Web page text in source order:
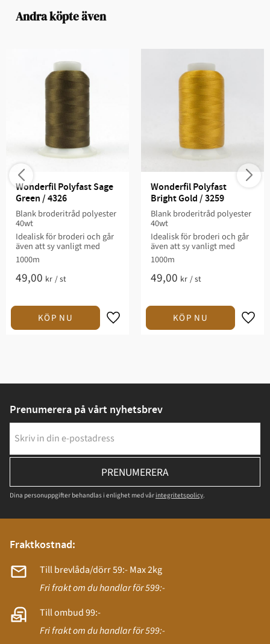
Andra köpte även
Wonderfil Polyfast Sage
Green / 4326
Blank broderitråd polyester
40wt
Idealisk för broderi och går
även att sy vanligt med
1000m
49,00 kr /st
Wonderfil Polyfast
Bright Gold / 3259
Blank broderitråd polyester
40wt
Idealisk för broderi och går
även att sy vanligt med
1000m
49,00 kr /st
Prenumerera på vårt nyhetsbrev
PRENUMERERA
Dina personuppgifter behandlas i enlighet med vår integritetspolicy.
Fraktkostnad:
Till brevlåda/dörr 59:- Max 2kg
Fri frakt om du handlar för 599:-
Till ombud 99:-
Fri frakt om du handlar för 599:-